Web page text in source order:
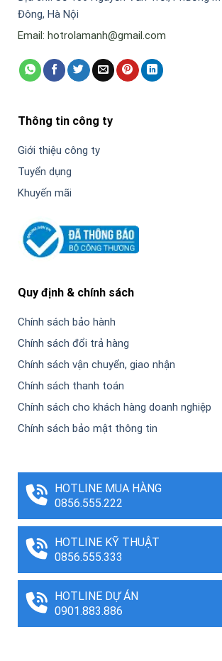
Đông, Hà Nội
Email: hotrolamanh@gmail.com
Thông tin công ty
Giới thiệu công ty
Tuyển dụng
Khuyến mãi
Quy định & chính sách
Chính sách bảo hành
Chính sách đổi trả hàng
Chính sách vận chuyển, giao nhận
Chính sách thanh toán
Chính sách cho khách hàng doanh nghiệp
Chính sách bảo mật thông tin
HOTLINE MUA HÀNG
0856.555.222
HOTLINE KỸ THUẬT
0856.555.333
HOTLINE DỰ ÁN
0901.883.886